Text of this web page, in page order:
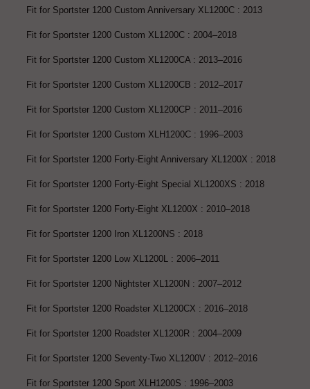
Fit for Sportster 1200 Custom Anniversary XL1200C : 2013
Fit for Sportster 1200 Custom XL1200C : 2004–2018
Fit for Sportster 1200 Custom XL1200CA : 2013–2016
Fit for Sportster 1200 Custom XL1200CB : 2012–2017
Fit for Sportster 1200 Custom XL1200CP : 2011–2016
Fit for Sportster 1200 Custom XLH1200C : 1996–2003
Fit for Sportster 1200 Forty-Eight Anniversary XL1200X : 2018
Fit for Sportster 1200 Forty-Eight Special XL1200XS : 2018
Fit for Sportster 1200 Forty-Eight XL1200X : 2010–2018
Fit for Sportster 1200 Iron XL1200NS : 2018
Fit for Sportster 1200 Low XL1200L : 2006–2011
Fit for Sportster 1200 Nightster XL1200N : 2007–2012
Fit for Sportster 1200 Roadster XL1200CX : 2016–2018
Fit for Sportster 1200 Roadster XL1200R : 2004–2009
Fit for Sportster 1200 Seventy-Two XL1200V : 2012–2016
Fit for Sportster 1200 Sport XLH1200S : 1996–2003